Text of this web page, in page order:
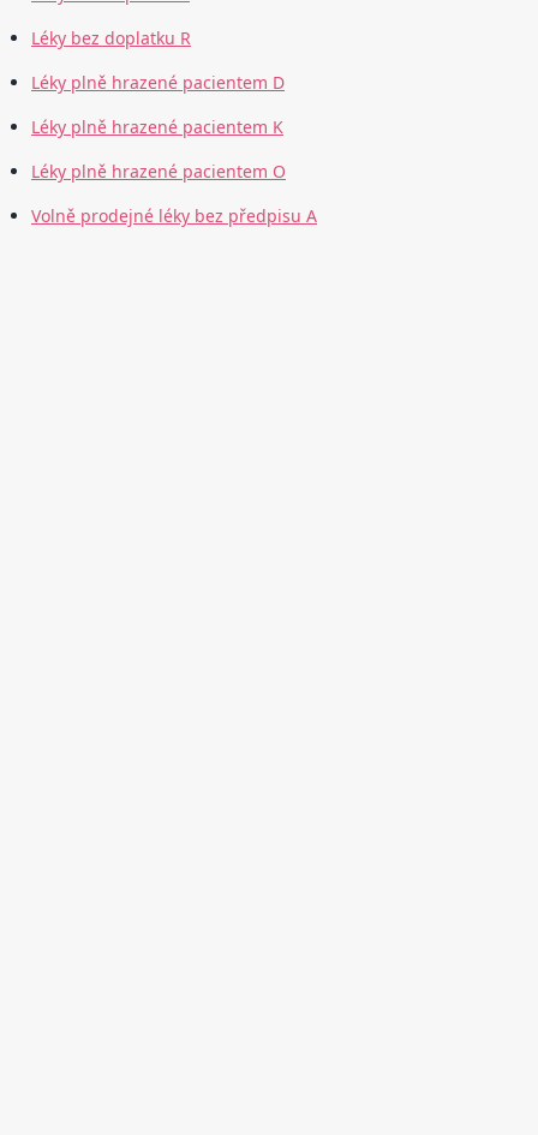
Léky bez doplatku R
Léky plně hrazené pacientem D
Léky plně hrazené pacientem K
Léky plně hrazené pacientem O
Volně prodejné léky bez předpisu A